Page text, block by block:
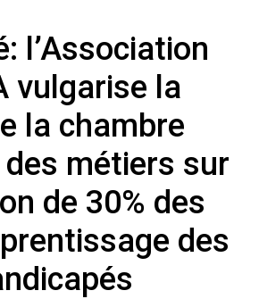
l’Association
vulgarise la
la chambre
métiers sur
de 30% des
des